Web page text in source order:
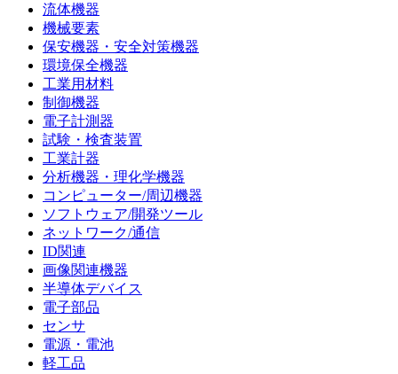
流体機器
機械要素
保安機器・安全対策機器
環境保全機器
工業用材料
制御機器
電子計測器
試験・検査装置
工業計器
分析機器・理化学機器
コンピューター/周辺機器
ソフトウェア/開発ツール
ネットワーク/通信
ID関連
画像関連機器
半導体デバイス
電子部品
センサ
電源・電池
軽工品